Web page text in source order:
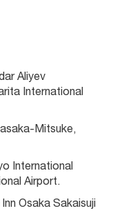
Aliyev
International
Mitsuke,
International
Airport.
Osaka Sakaisuji